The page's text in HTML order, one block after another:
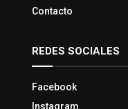
Contacto
REDES SOCIALES
Facebook
Instagram